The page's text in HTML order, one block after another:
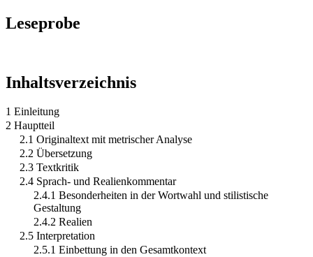
Leseprobe
Inhaltsverzeichnis
1 Einleitung
2 Hauptteil
2.1 Originaltext mit metrischer Analyse
2.2 Übersetzung
2.3 Textkritik
2.4 Sprach- und Realienkommentar
2.4.1 Besonderheiten in der Wortwahl und stilistische
Gestaltung
2.4.2 Realien
2.5 Interpretation
2.5.1 Einbettung in den Gesamtkontext